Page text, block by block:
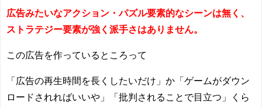
広告みたいなアクション・パズル要素的なシーンは無く、
ストラテジー要素が強く派手さはありません。
この広告を作っているところって
「広告の再生時間を長くしたいだけ」か「ゲームがダウン
ロードされればいいや」「批判されることで目立つ」くら